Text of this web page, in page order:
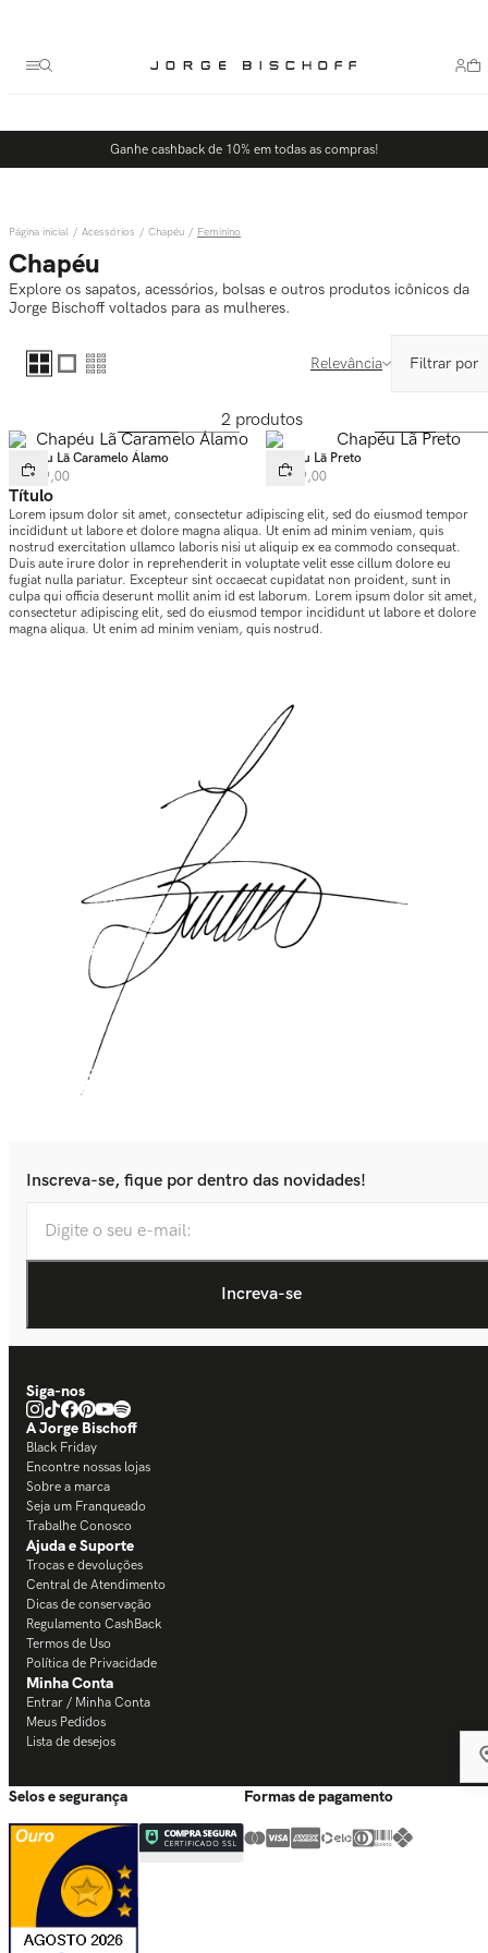
Ganhe cashback de 10% em todas as compras!
Acessórios Chapéu Feminino
Chapéu
Explore os sapatos, acessórios, bolsas e outros produtos icônicos da
Jorge Bischoff voltados para as mulheres.
Relevância
2 produtos
Chapéu Lã Caramelo Álamo
R$ 599,00
Chapéu Lã Preto
R$ 599,00
Título
Lorem ipsum dolor sit amet, consectetur adipiscing elit, sed do eiusmod tempor
incididunt ut labore et dolore magna aliqua. Ut enim ad minim veniam, quis
nostrud exercitation ullamco laboris nisi ut aliquip ex ea commodo consequat.
Duis aute irure dolor in reprehenderit in voluptate velit esse cillum dolore eu
fugiat nulla pariatur. Excepteur sint occaecat cupidatat non proident, sunt in
culpa qui officia deserunt mollit anim id est laborum. Lorem ipsum dolor sit amet,
consectetur adipiscing elit, sed do eiusmod tempor incididunt ut labore et dolore
magna aliqua. Ut enim ad minim veniam, quis nostrud.
Inscreva-se, fique por dentro das novidades!
Siga-nos
A Jorge Bischoff
Black Friday
Encontre nossas lojas
Sobre a marca
Seja um Franqueado
Trabalhe Conosco
Ajuda e Suporte
Trocas e devoluções
Central de Atendimento
Dicas de conservação
Regulamento CashBack
Termos de Uso
Política de Privacidade
Minha Conta
Entrar / Minha Conta
Meus Pedidos
Lista de desejos
Selos e segurança Formas de pagamento